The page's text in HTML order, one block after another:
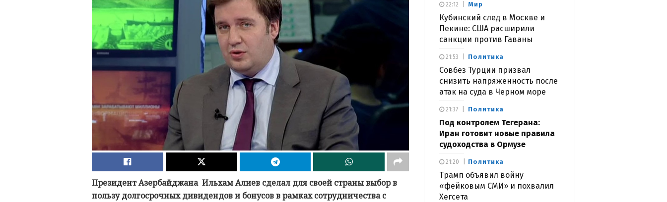
Президент Азербайджана Ильхам Алиев сделал для своей страны выбор в
пользу долгосрочных дивидендов и бонусов в рамках сотрудничества с
Мир
Кубинский след в Москве и
Пекине: США расширили
санкции против Гаваны
22:12
Политика
Совбез Турции призвал
снизить напряженность после
атак на суда в Черном море
21:53
Политика
Под контролем Тегерана:
Иран готовит новые правила
судоходства в Ормузе
21:37
Политика
Трамп объявил войну
«фейковым СМИ» и похвалил
Хегсета
21:20